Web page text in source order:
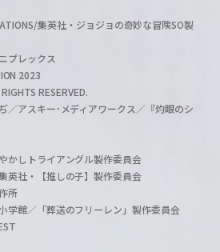
集英社・ジョジョの奇妙な冒険SO製
プレックス
2023
RESERVED.
／アスキー･メディアワークス／『灼眼のシ
かしトライアングル製作委員会
社・【推しの子】製作委員会
所
学館／「葬送のフリーレン」製作委員会